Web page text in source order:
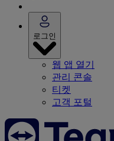
로그인
웹 앱 열기
관리 콘솔
티켓
고객 포털